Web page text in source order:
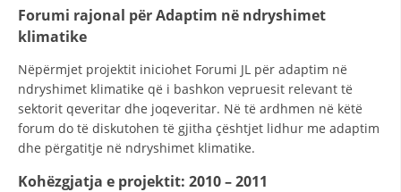
DORACAKË
STRATEGJI
MATERIAL EDUKATIVO INFORMATIV
Forumi rajonal për Adaptim në ndryshimet
klimatike
Nëpërmjet projektit iniciohet Forumi JL për adaptim në
ndryshimet klimatike që i bashkon vepruesit relevant të
sektorit qeveritar dhe joqeveritar. Në të ardhmen në këtë
forum do të diskutohen të gjitha çështjet lidhur me adaptim
dhe përgatitje në ndryshimet klimatike.
Kohëzgjatja e projektit: 2010 – 2011